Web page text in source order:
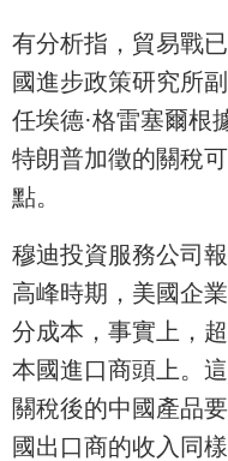
有分析指，貿易戰
國進步政策研究所
任埃德·格雷塞爾根
特朗普加徵的關稅
點。
穆迪投資服務公司
高峰時期，美國企
分成本，事實上，
本國進口商頭上。
關稅後的中國產品
國出口商的收入同